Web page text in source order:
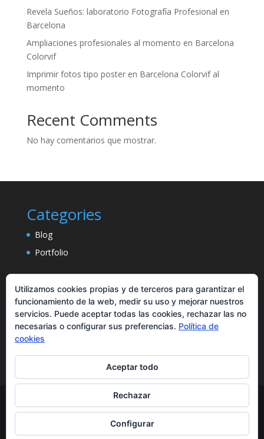
Revela Sueños: laboratorio Fotografía Profesional en
Barcelona
Ampliaciones profesionales al momento en Barcelona
Colorvif
Imprimir fotos tipo poster en Barcelona Colorvif al
momento
Recent Comments
No hay comentarios que mostrar.
Categories
Blog
Portfolio
Elegant Themes
WordPress
Utilizamos cookies propias y de terceros para garantizar el
funcionamiento de la web, medir su uso y mejorar nuestros
servicios. Puede aceptar todas las cookies, rechazar las no
necesarias o configurar sus preferencias. Política de
cookies
Aceptar todo
Rechazar
Configurar